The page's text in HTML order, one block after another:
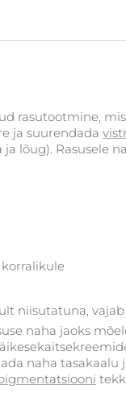
rasutootmine,
ja suurendada
lõug). Rasusele
niisutatuna, vajab
naha jaoks
naha tasakaalu